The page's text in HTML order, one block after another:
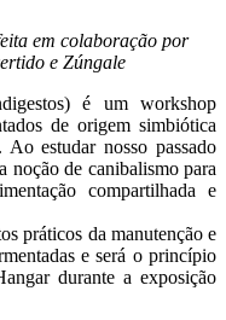
em colaboração por
e Zúngale
é um workshop
de origem simbiótica
estudar nosso passado
noção de canibalismo para
compartilhada e
práticos da manutenção e
e será o princípio
durante a exposição